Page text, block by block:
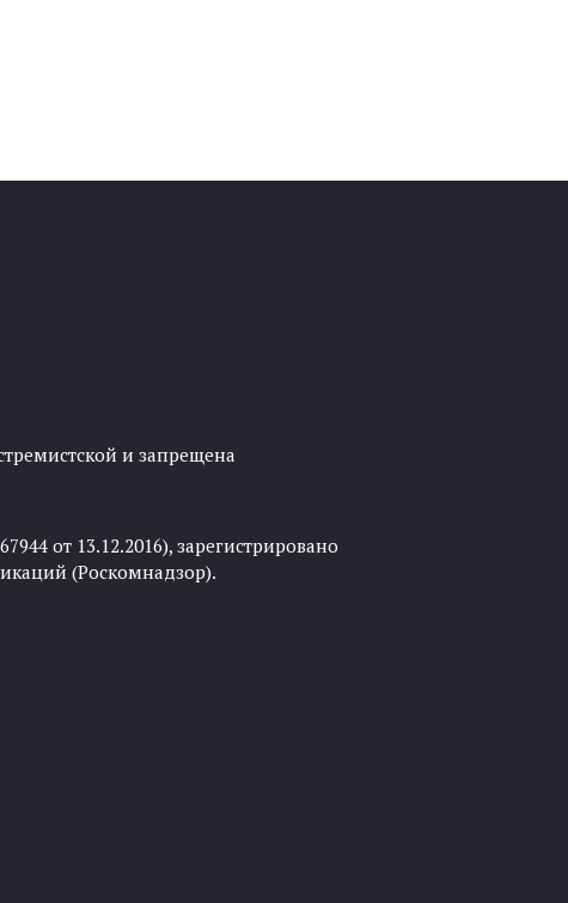
и запрещена
от 13.12.2016), зарегистрировано
(Роскомнадзор).